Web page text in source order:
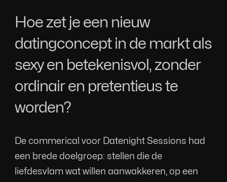
Hoe zet je een nieuw
datingconcept in de markt als
sexy en betekenisvol, zonder
ordinair en pretentieus te
worden?
De commerical voor Datenight Sessions had
een brede doelgroep: stellen die de
liefdesvlam wat willen aanwakkeren, op een